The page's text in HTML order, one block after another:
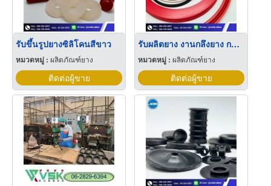
รับขึ้นรูปยางซิลิโคนสีขาว
หมวดหมู่ : ผลิตภัณฑ์ยาง
ติดต่อผู้ขาย
รับผลิตยาง งานกลึงยาง กลึงซีล
หมวดหมู่ :ผลิตภัณฑ์ยาง
ติดต่อผู้ขาย